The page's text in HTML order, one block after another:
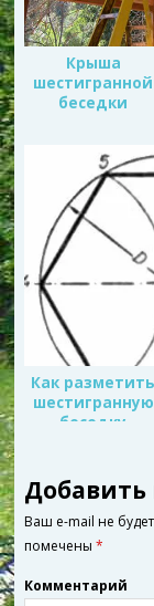
с
я
в
н
о
м
) я
в
н
о
о
м
)
Крыша
шестигранной
беседки
Как разметить
шестигранную
беседку
Ваш e-mail не
помечены *
Комментарий